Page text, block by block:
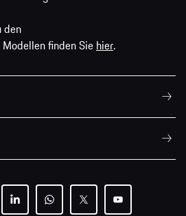
den
finden Sie hier.